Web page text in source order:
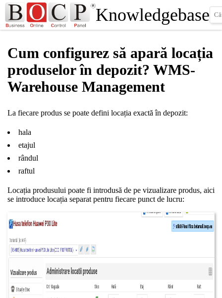
Knowledgebase
Cum configurez să apară locația
produselor în depozit? WMS-
Warehouse Management
La fiecare produs se poate defini locația exactă în depozit:
hala
etajul
rândul
raftul
Locația produsului poate fi introdusă de pe vizualizare produs, aici
se introduce locația separat pentru fiecare punct de lucru: